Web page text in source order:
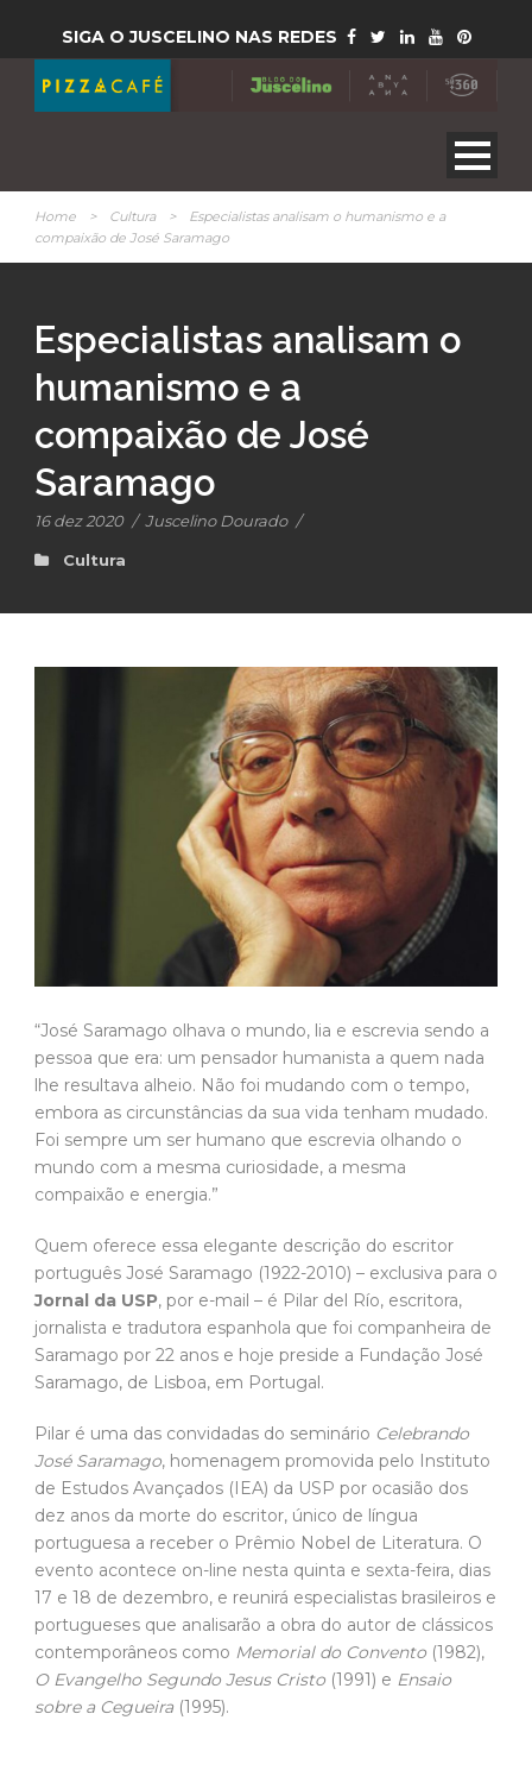
SIGA O JUSCELINO NAS REDES
Home > Cultura >
Especialistas analisam o humanismo e a
compaixão de José Saramago
Especialistas analisam o
humanismo e a
compaixão de José
Saramago
16 dez 2020 / Juscelino Dourado /
Cultura
“José Saramago olhava o mundo, lia e escrevia sendo a
pessoa que era: um pensador humanista a quem nada
lhe resultava alheio. Não foi mudando com o tempo,
embora as circunstâncias da sua vida tenham mudado.
Foi sempre um ser humano que escrevia olhando o
mundo com a mesma curiosidade, a mesma
compaixão e energia.”
Quem oferece essa elegante descrição do escritor
português José Saramago (1922-2010) – exclusiva para o
Jornal da USP, por e-mail – é Pilar del Río, escritora,
jornalista e tradutora espanhola que foi companheira de
Saramago por 22 anos e hoje preside a Fundação José
Saramago, de Lisboa, em Portugal.
Pilar é uma das convidadas do seminário Celebrando
José Saramago, homenagem promovida pelo Instituto
de Estudos Avançados (IEA) da USP por ocasião dos
dez anos da morte do escritor, único de língua
portuguesa a receber o Prêmio Nobel de Literatura. O
evento acontece on-line nesta quinta e sexta-feira, dias
17 e 18 de dezembro, e reunirá especialistas brasileiros e
portugueses que analisarão a obra do autor de clássicos
contemporâneos como Memorial do Convento (1982),
O Evangelho Segundo Jesus Cristo (1991) e Ensaio
sobre a Cegueira (1995).